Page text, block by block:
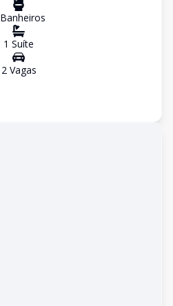
Banheiros
1 Suíte
2Vagas